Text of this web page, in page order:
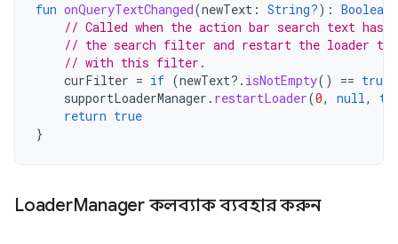
fun onQueryTextChanged(newText : String?): Boolean
// Called when the action bar search text has
// the search filter and restart the loader to
// with this filter.
curFilter = if (newText?. isNotEmpty() == true
supportLoaderManager . restartLoader(0, null,
return true
}
LoaderManager কলব্যাক ব্যবহার করুন